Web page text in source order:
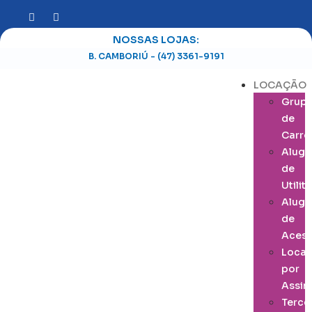
NOSSAS LOJAS:
B. CAMBORIÚ - (47) 3361-9191
LOCAÇÃO
de
de
de
por